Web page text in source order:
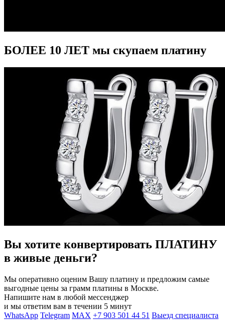
БОЛЕЕ 10 ЛЕТ мы скупаем платину
Вы хотите конвертировать ПЛАТИНУ
в живые деньги?
Мы оперативно оценим Вашу платину и предложим самые
выгодные цены за грамм платины в Москве.
Напишите нам в любой мессенджер
и мы ответим вам в течении 5 минут
WhatsApp Telegram MAX +7 903 501 44 51 Выезд специалиста